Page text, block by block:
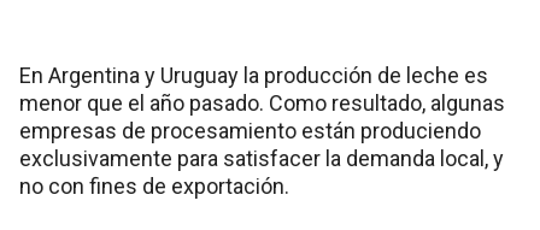
En Argentina y Uruguay la producción de leche es
menor que el año pasado. Como resultado, algunas
empresas de procesamiento están produciendo
exclusivamente para satisfacer la demanda local, y
no con fines de exportación.